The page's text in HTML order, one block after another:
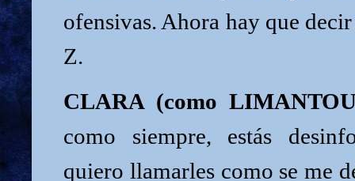
ofensivas. Ahora hay que
Z.
CLARA (como
como siempre, estás
quiero llamarles como se me